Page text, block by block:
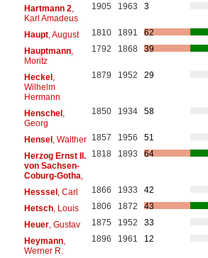
Hartmann 2
Karl Amadeus
1905 1963 3
Haupt, August 1810 1891
62
Hauptmann,
Moritz
1792 1868 39
Heckel,
Wilhelm
Hermann
1879 1952 29
Henschel,
Georg
1850 1934 58
Hensel, Walther 1857 1956
51
Herzog Ernst II.
von Sachsen-
Coburg-Gotha
1818 1893 64
Hesssel, Carl 1866 1933
42
Hetsch, Louis 1806 1872
43
Heuer, Gustav 1875 1952
33
Heymann,
Werner R.
1896 1961 12